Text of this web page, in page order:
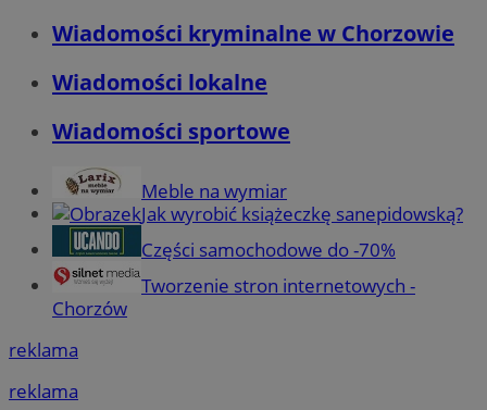
Wiadomości kryminalne w Chorzowie
Wiadomości lokalne
Wiadomości sportowe
Meble na wymiar
Jak wyrobić książeczkę sanepidowską?
Części samochodowe do -70%
Tworzenie stron internetowych -
Chorzów
reklama
reklama